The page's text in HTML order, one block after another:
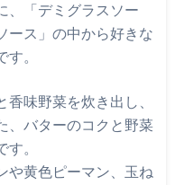
、「デミグラスソー
ース」の中から好きな
。
香味野菜を炊き出し、
、バターのコクと野菜
。
や黄色ピーマン、玉ね